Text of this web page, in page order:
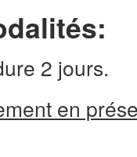
2 jours.
en